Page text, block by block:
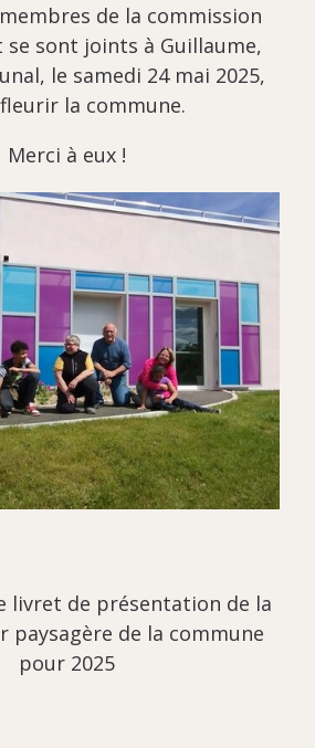
de la commission
sont joints à Guillaume,
le samedi 24 mai 2025,
la commune.
Merci à eux !
livret de présentation de la
paysagère de la commune
pour 2025